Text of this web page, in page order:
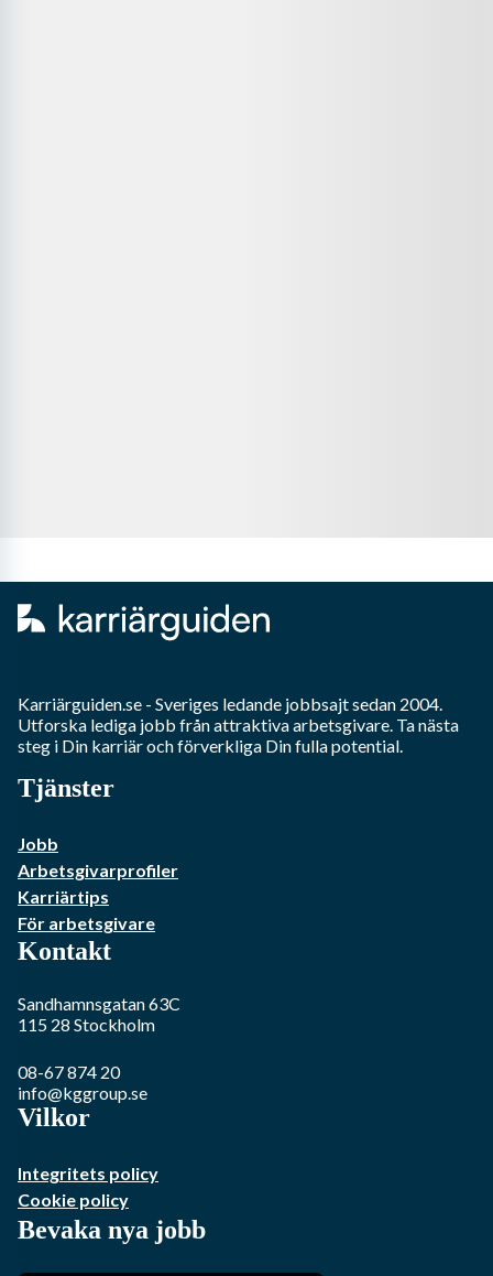
Karriärguiden.se - Sveriges ledande jobbsajt sedan 2004.
Utforska lediga jobb från attraktiva arbetsgivare. Ta nästa
steg i Din karriär och förverkliga Din fulla potential.
Tjänster
Jobb
Arbetsgivarprofiler
Karriärtips
För arbetsgivare
Kontakt
Sandhamnsgatan 63C
115 28 Stockholm
08-67 874 20
info@kggroup.se
Vilkor
Integritets policy
Cookie policy
Bevaka nya jobb